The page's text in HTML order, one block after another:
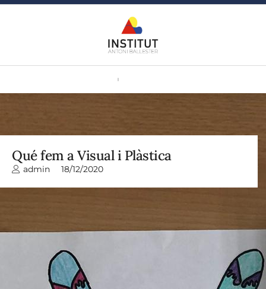
Qué fem a Visual i Plàstica
admin 18/12/2020